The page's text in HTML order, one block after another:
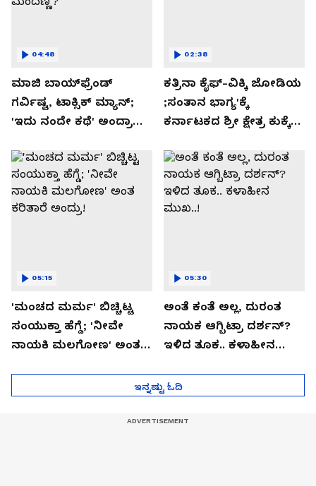
ಮಾಜಿ ಬಾಯ್‌ಫ್ರೆಂಡ್
ಗರ್ವಿಷ್ಟ, ಟಾಕ್ಸಿಕ್ ಮ್ಯಾನ್;
'ಇದು ನಂದೇ ಕಥೆ' ಅಂದ್ರಾ
ಮಂದಣ್ಣ?
04:48
ಕತ್ರಿನಾ ಕೈಫ್-ವಿಕ್ಕಿ ಜೋಡಿಯ
;ಸಂತಾನ ಭಾಗ್ಯ'ಕ್ಕೆ
ಕರ್ನಾಟಕದ ಶ್ರೀ ಕ್ಷೇತ್ರ ಕುಕ್ಕೆ
02:38
'ಮಂಚದ ಮರ್ಮ' ಬಿಚ್ಚಿಟ್ಟ
ಸಂಯುಕ್ತಾ ಹೆಗ್ಡೆ; 'ನೀವೇ
ನಾಯಕಿ ಮಲಗೋಣ' ಅಂತ
05:15
ಅಂತೆ ಕಂತೆ ಅಲ್ಲ, ದುರಂತ
ನಾಯಕ ಆಗ್ಬಿಟ್ರಾ ದರ್ಶನ್?
ಇಳಿದ ತೂಕ.. ಕಳಾಹೀನ
05:30
ಇನ್ನಷ್ಟು ಓದಿ